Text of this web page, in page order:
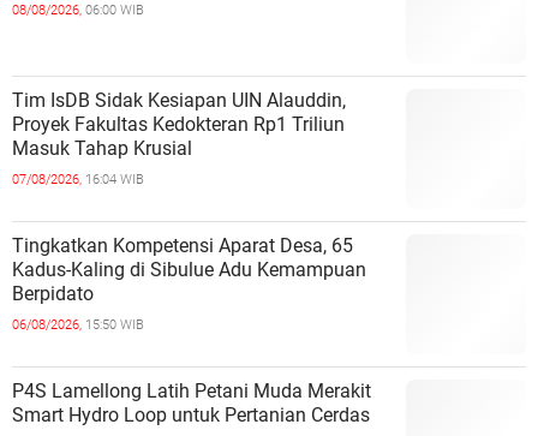
08/08/2026, 06:00 WIB
Tim IsDB Sidak Kesiapan UIN Alauddin,
Proyek Fakultas Kedokteran Rp1 Triliun
Masuk Tahap Krusial
07/08/2026, 16:04 WIB
Tingkatkan Kompetensi Aparat Desa, 65
Kadus-Kaling di Sibulue Adu Kemampuan
Berpidato
06/08/2026, 15:50 WIB
P4S Lamellong Latih Petani Muda Merakit
Smart Hydro Loop untuk Pertanian Cerdas